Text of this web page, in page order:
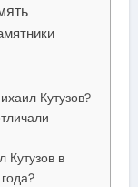
Кутузов?
Кутузов в